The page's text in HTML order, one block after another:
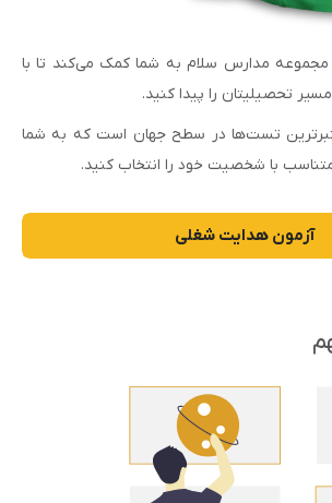
مدارس سلام به شما کمک می‌کند تا با
تحصیلیتان را پیدا کنید.
تست‌ها در سطح جهان است که به شما
با شخصیت خود را انتخاب کنید.
آزمون هدایت شغلی